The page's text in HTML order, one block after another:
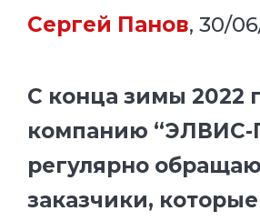
Сергей Панов, 30/
С конца зимы 2022
компанию
регулярно
заказчики, которые